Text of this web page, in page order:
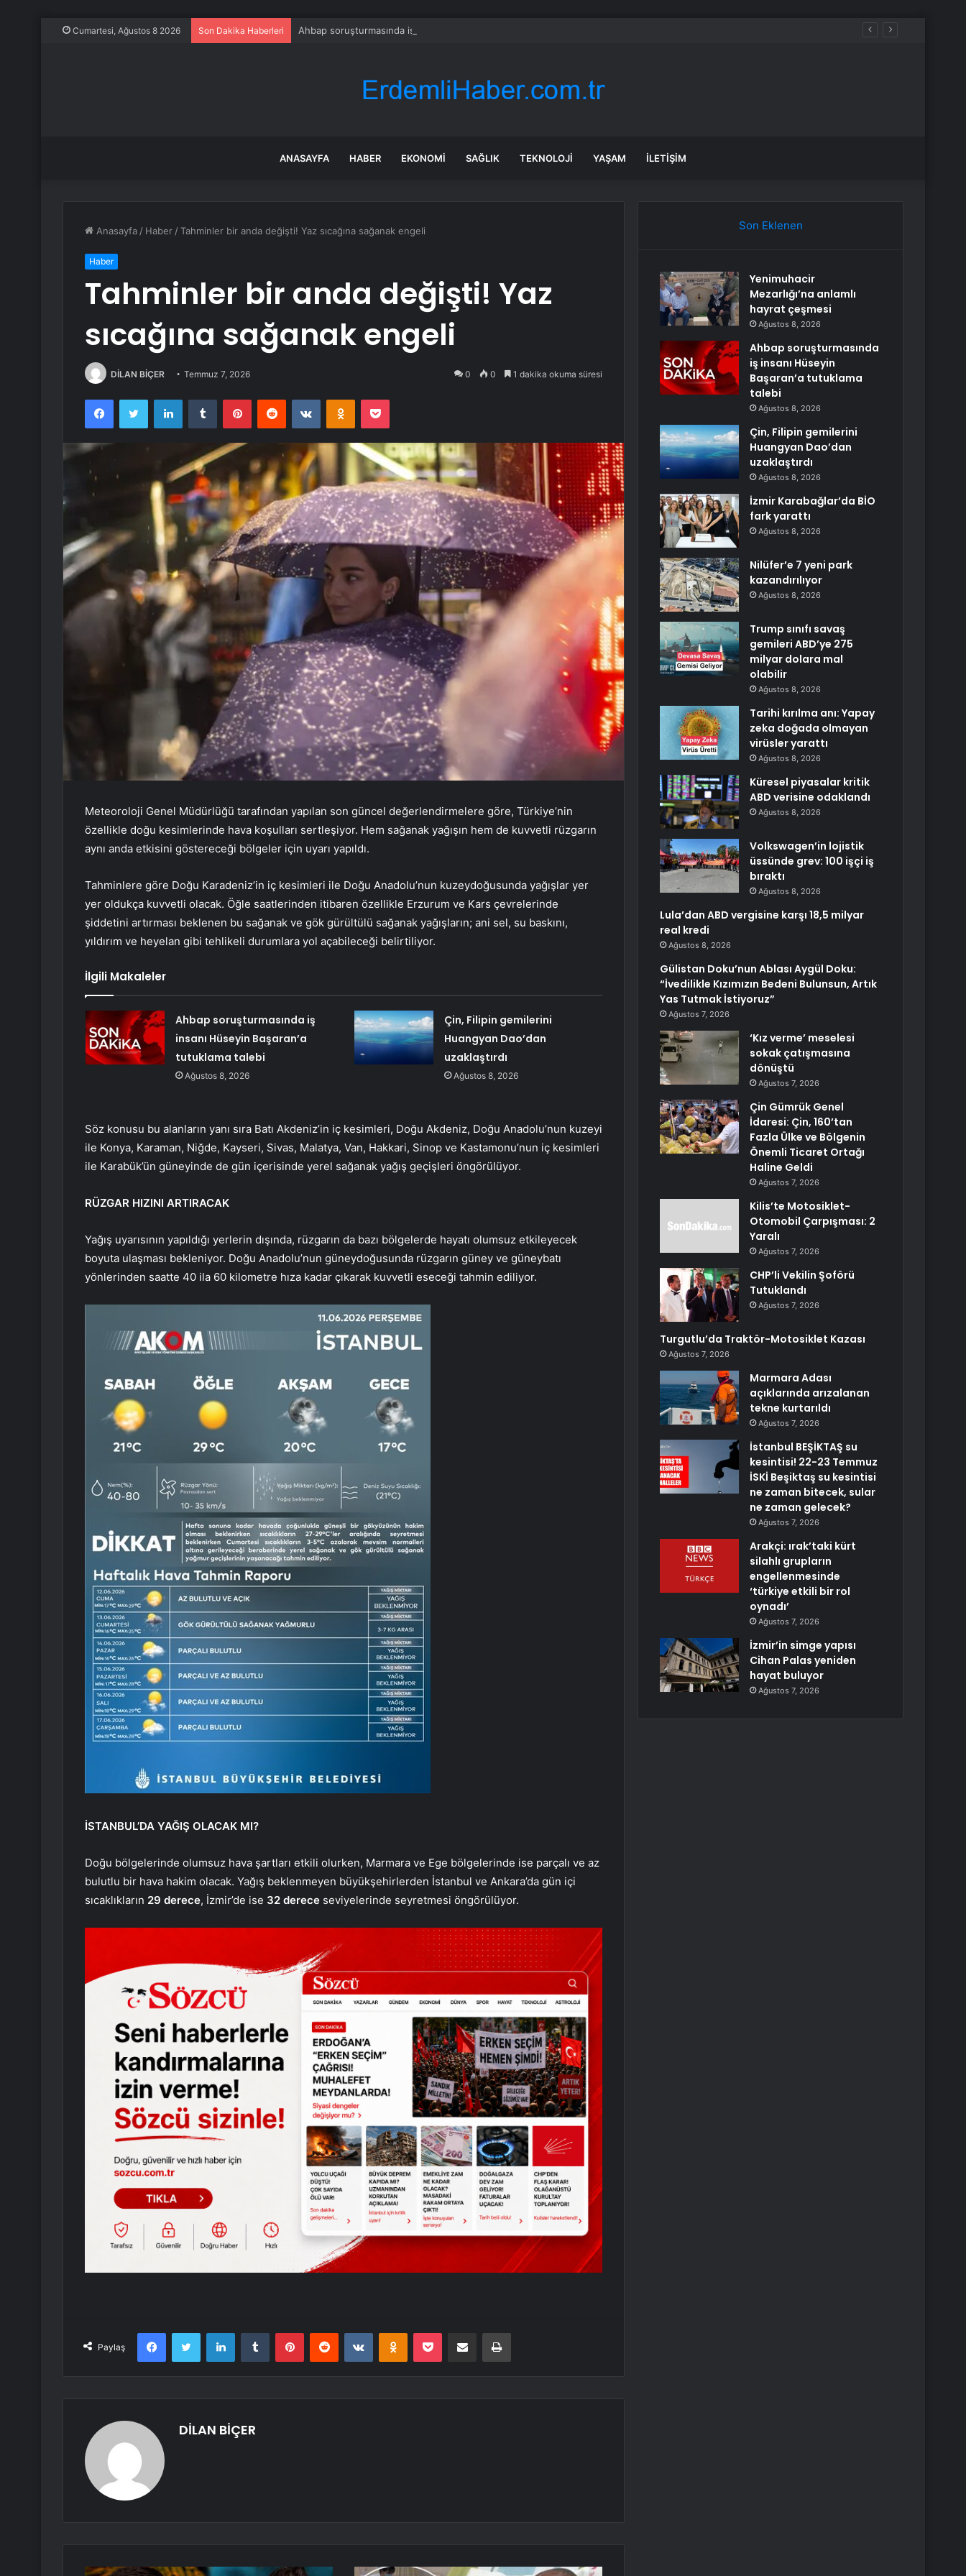
Cumartesi, Ağustos 8 2026 Son Dakika Haberleri Ahbap soruşturmasında iş insanı Hüseyin Başaran’a tutuklama talebi
ANASAYFA HABER EKONOMI SAĞLIK TEKNOLOJI YAŞAM İLETIŞIM
Anasayfa / Haber /Tahminler bir anda değişti! Yaz sıcağına sağanak engeli
Haber
Tahminler bir anda değişti! Yaz
sıcağına sağanak engeli
DİLAN BİÇER Temmuz 7, 2026 0 0 1 dakika okuma süresi
FacebookTwitter LinkedInTumblr PinterestReddit VKontakteOdnoklassniki
Pocket
Meteoroloji Genel Müdürlüğü tarafından yapılan son güncel değerlendirmelere göre, Türkiye’nin
özellikle doğu kesimlerinde hava koşulları sertleşiyor. Hem sağanak yağışın hem de kuvvetli rüzgarın
aynı anda etkisini göstereceği bölgeler için uyarı yapıldı.
Tahminlere göre Doğu Karadeniz’in iç kesimleri ile Doğu Anadolu’nun kuzeydoğusunda yağışlar yer
yer oldukça kuvvetli olacak. Öğle saatlerinden itibaren özellikle Erzurum ve Kars çevrelerinde
şiddetini artırması beklenen bu sağanak ve gök gürültülü sağanak yağışların; ani sel, su baskını,
yıldırım ve heyelan gibi tehlikeli durumlara yol açabileceği belirtiliyor.
İlgili Makaleler
Ahbap soruşturmasında iş
insanı Hüseyin Başaran’a
tutuklama talebi
Ağustos 8, 2026
Çin, Filipin gemilerini
Huangyan Dao’dan
uzaklaştırdı
Ağustos 8, 2026
Söz konusu bu alanların yanı sıra Batı Akdeniz’in iç kesimleri, Doğu Akdeniz, Doğu Anadolu’nun kuzeyi
ile Konya, Karaman, Niğde, Kayseri, Sivas, Malatya, Van, Hakkari, Sinop ve Kastamonu’nun iç kesimleri
ile Karabük’ün güneyinde de gün içerisinde yerel sağanak yağış geçişleri öngörülüyor.
RÜZGAR HIZINI ARTIRACAK
Yağış uyarısının yapıldığı yerlerin dışında, rüzgarın da bazı bölgelerde hayatı olumsuz etkileyecek
boyuta ulaşması bekleniyor. Doğu Anadolu’nun güneydoğusunda rüzgarın güney ve güneybatı
yönlerinden saatte 40 ila 60 kilometre hıza kadar çıkarak kuvvetli eseceği tahmin ediliyor.
İSTANBUL’DA YAĞIŞ OLACAK MI?
Doğu bölgelerinde olumsuz hava şartları etkili olurken, Marmara ve Ege bölgelerinde ise parçalı ve az
bulutlu bir hava hakim olacak. Yağış beklenmeyen büyükşehirlerden İstanbul ve Ankara’da gün içi
sıcaklıkların 29 derece, İzmir’de ise 32 derece seviyelerinde seyretmesi öngörülüyor.
Paylaş
FacebookTwitter LinkedInTumblr PinterestReddit VKontakteOdnoklassniki
Pocket E-Posta ile paylaş Yazdır
DİLAN BİÇER
Son Eklenen
Yenimuhacir
Mezarlığı’na anlamlı
hayrat çeşmesi
Ağustos 8, 2026
Ahbap soruşturmasında
iş insanı Hüseyin
Başaran’a tutuklama
talebi
Ağustos 8, 2026
Çin, Filipin gemilerini
Huangyan Dao’dan
uzaklaştırdı
Ağustos 8, 2026
İzmir Karabağlar’da BİO
fark yarattı
Ağustos 8, 2026
Nilüfer’e 7 yeni park
kazandırılıyor
Ağustos 8, 2026
Trump sınıfı savaş
gemileri ABD’ye 275
milyar dolara mal
olabilir
Ağustos 8, 2026
Tarihi kırılma anı: Yapay
zeka doğada olmayan
virüsler yarattı
Ağustos 8, 2026
Küresel piyasalar kritik
ABD verisine odaklandı
Ağustos 8, 2026
Volkswagen’in lojistik
üssünde grev: 100 işçi iş
bıraktı
Ağustos 8, 2026
Lula’dan ABD vergisine karşı 18,5 milyar
real kredi
Ağustos 8, 2026
Gülistan Doku’nun Ablası Aygül Doku:
“İvedilikle Kızımızın Bedeni Bulunsun, Artık
Yas Tutmak İstiyoruz”
Ağustos 7, 2026
‘Kız verme’ meselesi
sokak çatışmasına
dönüştü
Ağustos 7, 2026
Çin Gümrük Genel
İdaresi: Çin, 160’tan
Fazla Ülke ve Bölgenin
Önemli Ticaret Ortağı
Haline Geldi
Ağustos 7, 2026
Kilis’te Motosiklet-
Otomobil Çarpışması: 2
Yaralı
Ağustos 7, 2026
CHP’li Vekilin Şoförü
Tutuklandı
Ağustos 7, 2026
Turgutlu’da Traktör-Motosiklet Kazası
Ağustos 7, 2026
Marmara Adası
açıklarında arızalanan
tekne kurtarıldı
Ağustos 7, 2026
İstanbul BEŞİKTAŞ su
kesintisi! 22-23 Temmuz
İSKİ Beşiktaş su kesintisi
ne zaman bitecek, sular
ne zaman gelecek?
Ağustos 7, 2026
Arakçi: ırak’taki kürt
silahlı grupların
engellenmesinde
‘türkiye etkili bir rol
oynadı’
Ağustos 7, 2026
İzmir’in simge yapısı
Cihan Palas yeniden
hayat buluyor
Ağustos 7, 2026